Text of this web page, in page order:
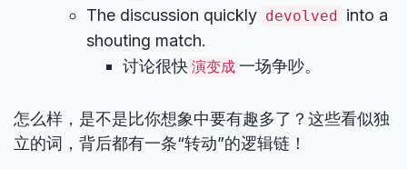
The discussion quickly devolved into a
shouting match.
讨论很快 演变成 一场争吵。
怎么样，是不是比你想象中要有趣多了？这些看似独
立的词，背后都有一条“转动”的逻辑链！